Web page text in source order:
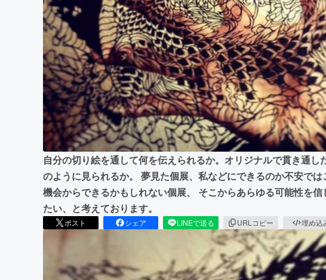
自分の切り絵を通して何を伝えられるか。オリジナルで貫き通し
のように見られるか。 夢見た個展、私などにできるのか不安で
機会からできるかもしれない個展、 そこからあらゆる可能性を
たい、と考えております。
ポスト シェア LINEで送る URLコピー 埋め込